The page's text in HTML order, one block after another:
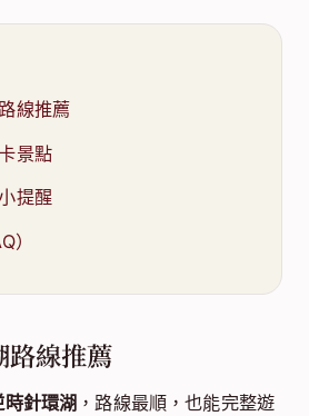
線推薦
景點
提醒
）
路線推薦
時針環湖 ，路線最順，也能完整遊